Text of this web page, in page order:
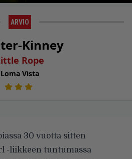
ARVIO
Kinney
Rope
Loma Vista
30 vuotta sitten
-liikkeen tuntumassa